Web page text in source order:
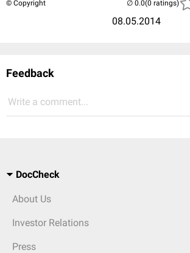
© Copyright
08.05.2014
(0 ratings)
Feedback
Write a comment...
DocCheck
About Us
Investor Relations
Press